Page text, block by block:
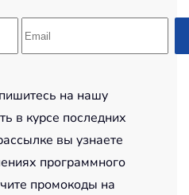
на нашу
в курсе последних
вы узнаете
программного
промокоды на